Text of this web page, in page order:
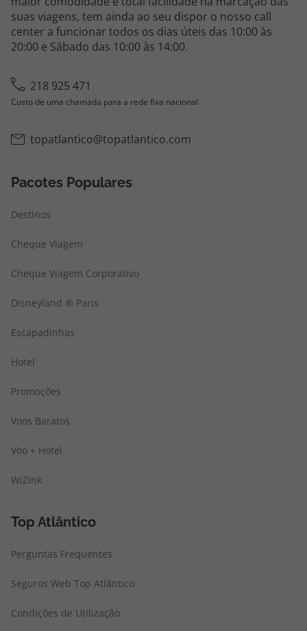
topatlantico@topatlantico.com
suas viagens, tem ainda ao seu dispor o nosso call
center a funcionar todos os dias úteis das 10:00 às
20:00 e Sábado das 10:00 às 14:00.
218 925 471
Custo de uma chamada para a rede fixa nacional
topatlantico@topatlantico.com
Pacotes Populares
Destinos
Cheque Viagem
Cheque Viagem Corporativo
Disneyland ® Paris
Escapadinhas
Hotel
Promoções
Voos Baratos
Voo + Hotel
WiZink
Top Atlântico
Perguntas Frequentes
Seguros Web Top Atlântico
Condições de Utilização